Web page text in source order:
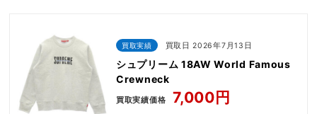
買取実績 買取日 2026年7月13日
シュプリーム 18AW World Famous
Crewneck
買取実績価格 7,000円